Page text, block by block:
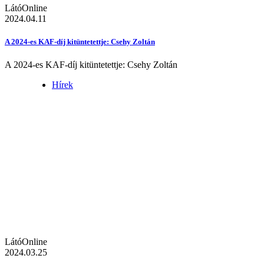
LátóOnline
2024.04.11
A 2024-es KAF-díj kitüntetettje: Csehy Zoltán
A 2024-es KAF-díj kitüntetettje: Csehy Zoltán
Hírek
LátóOnline
2024.03.25